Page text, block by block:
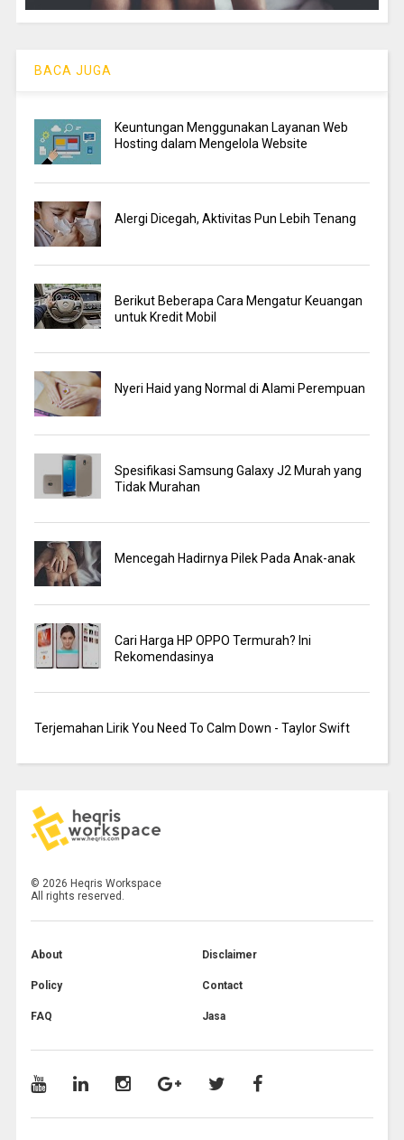
BACA JUGA
Keuntungan Menggunakan Layanan Web
Hosting dalam Mengelola Website
Alergi Dicegah, Aktivitas Pun Lebih Tenang
Berikut Beberapa Cara Mengatur Keuangan
untuk Kredit Mobil
Nyeri Haid yang Normal di Alami Perempuan
Spesifikasi Samsung Galaxy J2 Murah yang
Tidak Murahan
Mencegah Hadirnya Pilek Pada Anak-anak
Cari Harga HP OPPO Termurah? Ini
Rekomendasinya
Terjemahan Lirik You Need To Calm Down - Taylor Swift
© 2026 Heqris Workspace
All rights reserved.
About Disclaimer
Policy Contact
FAQ Jasa